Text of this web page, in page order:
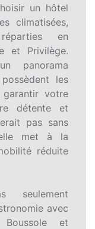
un hôtel
climatisées,
en
et Privilège.
panorama
les
garantir votre
détente et
pas sans
met à la
réduite
seulement
avec
et